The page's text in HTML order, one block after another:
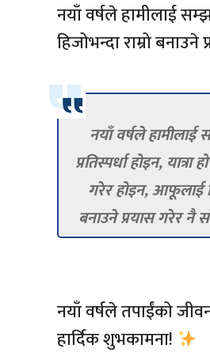
नयाँ वर्षले हामीलाई
हिजोभन्दा राम्रो
नयाँ वर्षले
प्रतिस्पर्धा होइन,
गरेर होइन, आफूलाई
बनाउने प्रयास गरेर नै
नयाँ वर्षले तपाईंको
हार्दिक शुभकामना!